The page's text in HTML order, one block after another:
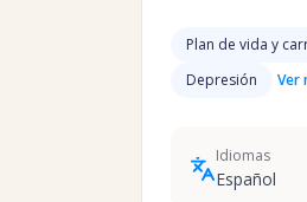
Plan de vida y
Depresión
Ver
Idiomas
Español